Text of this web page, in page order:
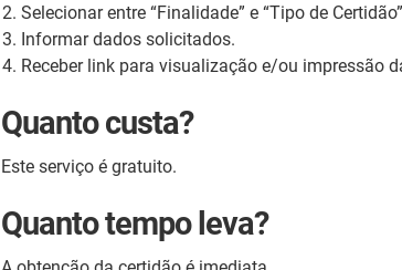
Selecionar entre “Finalidade” e “Tipo de
Informar dados solicitados.
Receber link para visualização e/ou impressão
Quanto custa?
Este serviço é gratuito.
Quanto tempo leva?